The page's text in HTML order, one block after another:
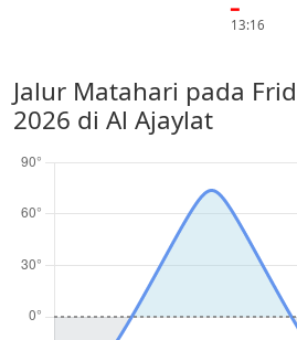
━
13:16
Jalur Matahari pada
2026 di Al Ajaylat